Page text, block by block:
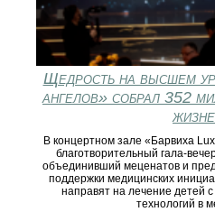
Щедрость на высшем
ангелов» собрал 352
В концертном зале «Барвиха
благотворительный гала-
объединивший меценатов и
поддержки медицинских
направят на лечение детей
технологий в